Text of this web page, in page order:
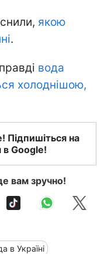
якою
.
вода
холоднішою,
Підпишіться на
в Google!
вам зручно!
в Україні